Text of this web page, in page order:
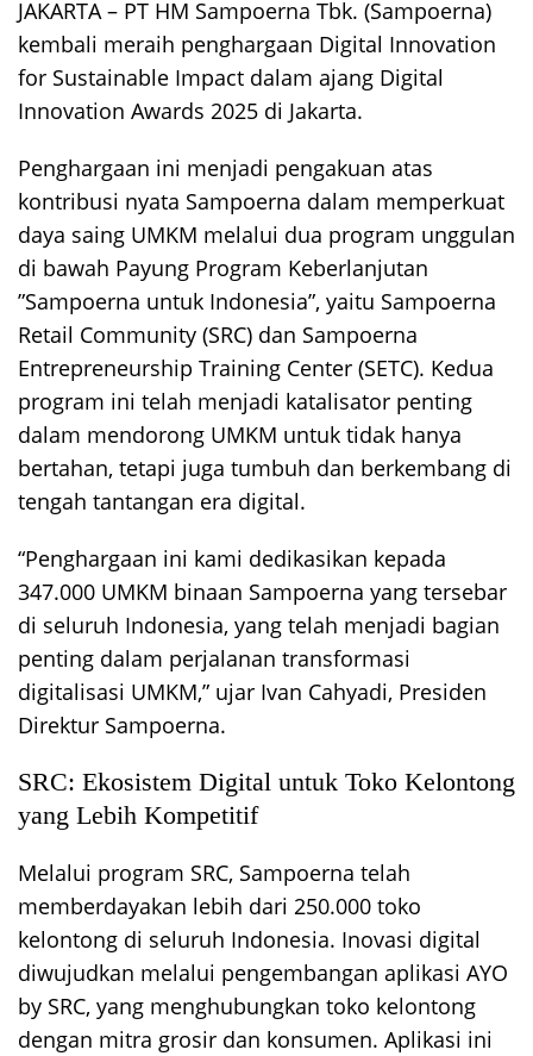
JAKARTA – PT HM Sampoerna Tbk. (Sampoerna)
kembali meraih penghargaan Digital Innovation
for Sustainable Impact dalam ajang Digital
Innovation Awards 2025 di Jakarta.
Penghargaan ini menjadi pengakuan atas
kontribusi nyata Sampoerna dalam memperkuat
daya saing UMKM melalui dua program unggulan
di bawah Payung Program Keberlanjutan
”Sampoerna untuk Indonesia”, yaitu Sampoerna
Retail Community (SRC) dan Sampoerna
Entrepreneurship Training Center (SETC). Kedua
program ini telah menjadi katalisator penting
dalam mendorong UMKM untuk tidak hanya
bertahan, tetapi juga tumbuh dan berkembang di
tengah tantangan era digital.
“Penghargaan ini kami dedikasikan kepada
347.000 UMKM binaan Sampoerna yang tersebar
di seluruh Indonesia, yang telah menjadi bagian
penting dalam perjalanan transformasi
digitalisasi UMKM,” ujar Ivan Cahyadi, Presiden
Direktur Sampoerna.
SRC: Ekosistem Digital untuk Toko Kelontong
yang Lebih Kompetitif
Melalui program SRC, Sampoerna telah
memberdayakan lebih dari 250.000 toko
kelontong di seluruh Indonesia. Inovasi digital
diwujudkan melalui pengembangan aplikasi AYO
by SRC, yang menghubungkan toko kelontong
dengan mitra grosir dan konsumen. Aplikasi ini